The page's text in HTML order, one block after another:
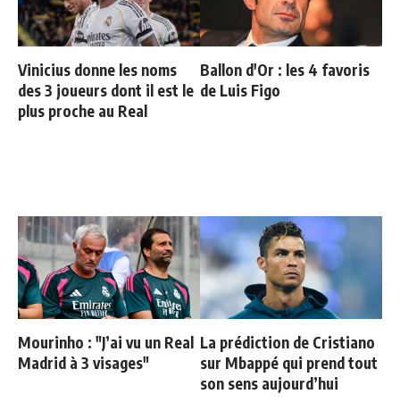
Vinicius donne les noms
des 3 joueurs dont il est le
plus proche au Real
Ballon d'Or : les 4 favoris
de Luis Figo
Mourinho : "J’ai vu un Real
Madrid à 3 visages"
La prédiction de Cristiano
sur Mbappé qui prend tout
son sens aujourd’hui